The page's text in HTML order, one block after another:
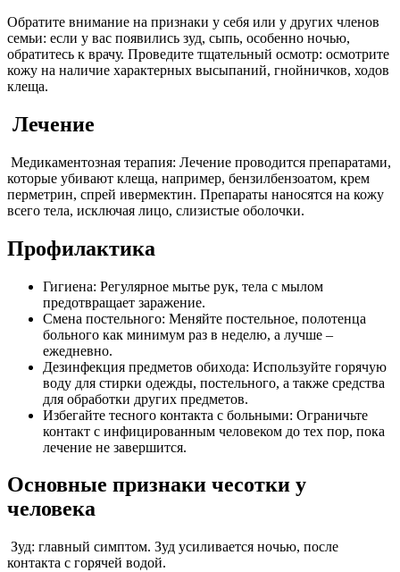
Обратите внимание на признаки у себя или у других членов
семьи: если у вас появились зуд, сыпь, особенно ночью,
обратитесь к врачу. Проведите тщательный осмотр: осмотрите
кожу на наличие характерных высыпаний, гнойничков, ходов
клеща.
Лечение
Медикаментозная терапия: Лечение проводится препаратами,
которые убивают клеща, например, бензилбензоатом, крем
перметрин, спрей ивермектин. Препараты наносятся на кожу
всего тела, исключая лицо, слизистые оболочки.
Профилактика
Гигиена: Регулярное мытье рук, тела с мылом
предотвращает заражение.
Смена постельного: Меняйте постельное, полотенца
больного как минимум раз в неделю, а лучше –
ежедневно.
Дезинфекция предметов обихода: Используйте горячую
воду для стирки одежды, постельного, а также средства
для обработки других предметов.
Избегайте тесного контакта с больными: Ограничьте
контакт с инфицированным человеком до тех пор, пока
лечение не завершится.
Основные признаки чесотки у
человека
Зуд: главный симптом. Зуд усиливается ночью, после
контакта с горячей водой.